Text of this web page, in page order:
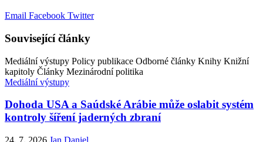
Email Facebook Twitter
Související články
Mediální výstupy Policy publikace Odborné články Knihy Knižní
kapitoly Články Mezinárodní politika
Mediální výstupy
Dohoda USA a Saúdské Arábie může oslabit systém
kontroly šíření jaderných zbraní